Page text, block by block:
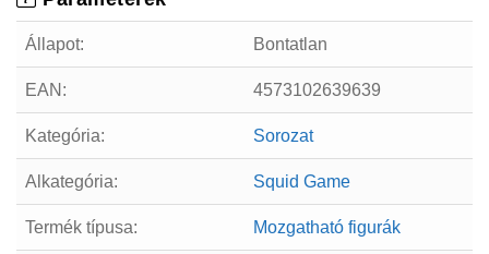
Állapot: Bontatlan
EAN: 4573102639639
Kategória: Sorozat
Alkategória: Squid Game
Termék típusa: Mozgatható figurák